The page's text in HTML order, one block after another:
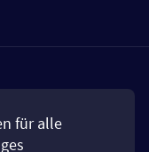
für alle